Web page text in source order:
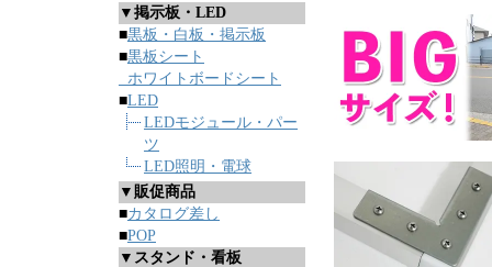
▼掲示板・LED
■黒板・白板・掲示板
■黒板シート
ホワイトボードシート
■LED
LEDモジュール・パー
ツ
LED照明・電球
▼販促商品
■カタログ差し
■POP
▼スタンド・看板